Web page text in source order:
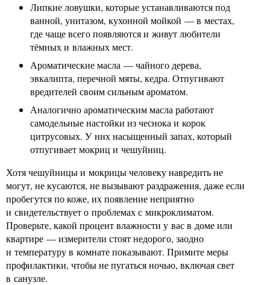
Липкие ловушки, которые устанавливаются под
ванной, унитазом, кухонной мойкой — в местах,
где чаще всего появляются и живут любители
тёмных и влажных мест.
Ароматические масла — чайного дерева,
эвкалипта, перечной мяты, кедра. Отпугивают
вредителей своим сильным ароматом.
Аналогично ароматическим масла работают
самодельные настойки из чеснока и корок
цитрусовых. У них насыщенный запах, который
отпугивает мокриц и чешуйниц.
Хотя чешуйницы и мокрицы человеку навредить не
могут, не кусаются, не вызывают раздражения, даже если
пробегутся по коже, их появление неприятно
и свидетельствует о проблемах с микроклиматом.
Проверьте, какой процент влажности у вас в доме или
квартире — измерители стоят недорого, заодно
и температуру в комнате показывают. Примите меры
профилактики, чтобы не пугаться ночью, включая свет
в санузле.